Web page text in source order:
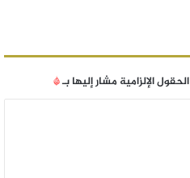
الحقول الإلزامية مشار إليها بـ*